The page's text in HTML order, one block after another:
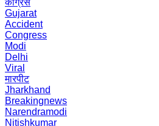
कांग्रेस
Gujarat
Accident
Congress
Modi
Delhi
Viral
मारपीट
Jharkhand
Breakingnews
Narendramodi
Nitishkumar